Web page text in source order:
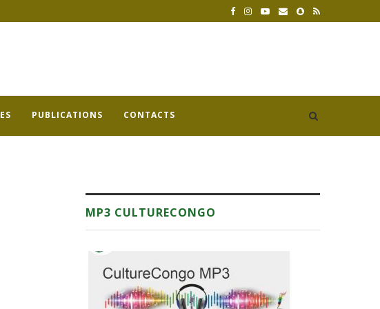
PUBLICATIONS CONTACTS
MP3 CULTURECONGO